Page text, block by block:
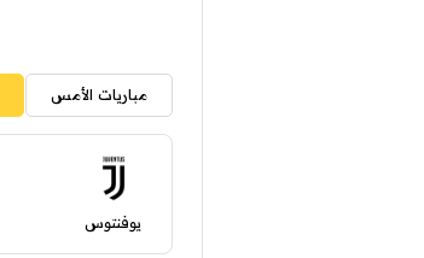
مباريات الأمس
يوفنتوس